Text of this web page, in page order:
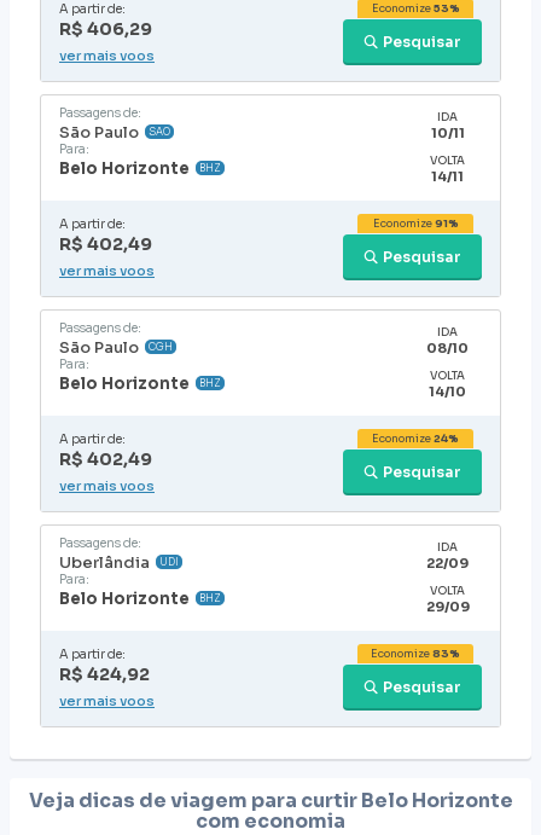
A partir de:
R$ 406,29
Pesquisar
Economize53%
ver mais voos
Passagens de:
São Paulo SAO
Para:
Belo Horizonte BHZ
IDA
10/11
VOLTA
14/11
A partir de:
R$ 402,49
Pesquisar
Economize91%
ver mais voos
Passagens de:
São Paulo CGH
Para:
Belo Horizonte BHZ
IDA
08/10
VOLTA
14/10
A partir de:
R$ 402,49
Pesquisar
Economize24%
ver mais voos
Passagens de:
Uberlândia UDI
Para:
Belo Horizonte BHZ
IDA
22/09
VOLTA
29/09
A partir de:
R$ 424,92
Pesquisar
Economize83%
ver mais voos
Veja dicas de viagem para curtirBelo Horizonte
com economia